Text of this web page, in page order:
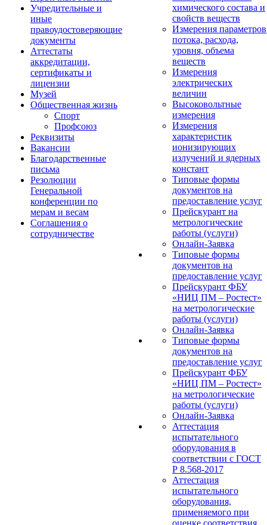
Учредительные и
иные
правоудостоверяющие
документы
Аттестаты
аккредитации,
сертификаты и
лицензии
Музей
Общественная жизнь
Спорт
Профсоюз
Реквизиты
Вакансии
Благодарственные
письма
Резолюции
Генеральной
конференции по
мерам и весам
Соглашения о
сотрудничестве
химического состава и
свойств веществ
Измерения параметров
потока, расхода,
уровня, объема
веществ
Измерения
электрических
величин
Высоковольтные
измерения
Измерения
характеристик
ионизирующих
излучений и ядерных
констант
Типовые формы
документов на
предоставление услуг
Прейскурант на
метрологические
работы (услуги)
Онлайн-Заявка
Типовые формы
документов на
предоставление услуг
Прейскурант ФБУ
«НИЦ ПМ – Ростест»
на метрологические
работы (услуги)
Онлайн-Заявка
Типовые формы
документов на
предоставление услуг
Прейскурант ФБУ
«НИЦ ПМ – Ростест»
на метрологические
работы (услуги)
Онлайн-Заявка
Аттестация
испытательного
оборудования в
соответствии с ГОСТ
Р 8.568-2017
Аттестация
испытательного
оборудования,
применяемого при
оценке соответствия